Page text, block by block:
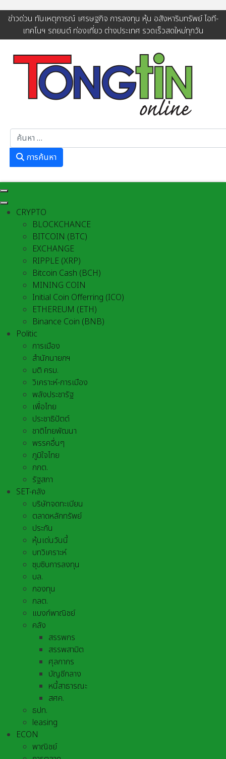
ข่าวด่วน ทันเหตุการณ์ เศรษฐกิจ การลงทุน หุ้น อสังหาริมทรัพย์ ไอที-
เทคโนฯ รถยนต์ ท่องเที่ยว ต่างประเทศ รวดเร็วสดใหม่ทุกวัน
การค้นหา
CRYPTO
BLOCKCHANCE
BITCOIN (BTC)
EXCHANGE
RIPPLE (XRP)
Bitcoin Cash (BCH)
MINING COIN
Initial Coin Offerring (ICO)
ETHEREUM (ETH)
Binance Coin (BNB)
Politic
การเมือง
สำนักนายกฯ
มติ ครม.
วิเคราะห์-การเมือง
พลังประชารัฐ
เพื่อไทย
ประชาธิปัตต์
ชาติไทยพัฒนา
พรรคอื่นๆ
ภูมิใจไทย
กกต.
รัฐสภา
SET-คลัง
บริษัทจดทะเบียน
ตลาดหลักทรัพย์
ประกัน
หุ้นเด่นวันนี้
บทวิเคราะห์
ซุบซิบการลงทุน
บล.
กองทุน
กลต.
แบงก์พาณิชย์
คลัง
สรรพกร
สรรพสามิต
ศุลกากร
บัญชีกลาง
หนี้สาธารณะ
สศค.
ธปท.
leasing
ECON
พาณิชย์